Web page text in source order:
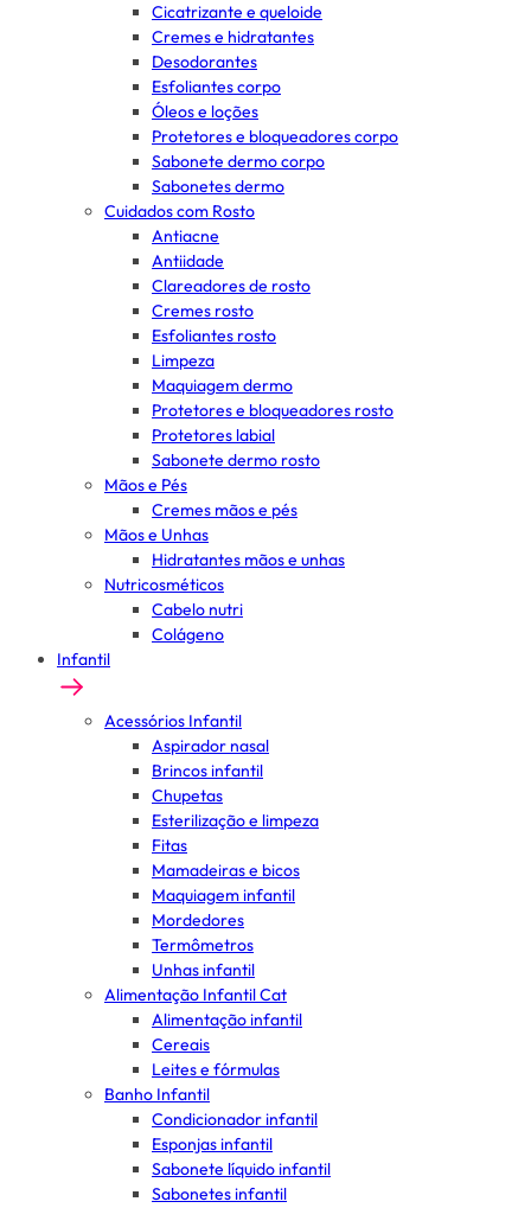
Cicatrizante e queloide
Cremes e hidratantes
Desodorantes
Esfoliantes corpo
Óleos e loções
Protetores e bloqueadores corpo
Sabonete dermo corpo
Sabonetes dermo
Cuidados com Rosto
Antiacne
Antiidade
Clareadores de rosto
Cremes rosto
Esfoliantes rosto
Limpeza
Maquiagem dermo
Protetores e bloqueadores rosto
Protetores labial
Sabonete dermo rosto
Mãos e Pés
Cremes mãos e pés
Mãos e Unhas
Hidratantes mãos e unhas
Nutricosméticos
Cabelo nutri
Colágeno
Infantil
Acessórios Infantil
Aspirador nasal
Brincos infantil
Chupetas
Esterilização e limpeza
Fitas
Mamadeiras e bicos
Maquiagem infantil
Mordedores
Termômetros
Unhas infantil
Alimentação Infantil Cat
Alimentação infantil
Cereais
Leites e fórmulas
Banho Infantil
Condicionador infantil
Esponjas infantil
Sabonete líquido infantil
Sabonetes infantil